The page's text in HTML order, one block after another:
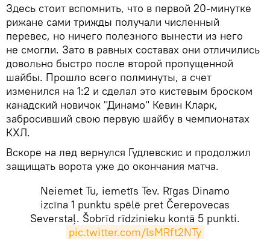
Здесь стоит вспомнить, что в первой 20-минутке
рижане сами трижды получали численный
перевес, но ничего полезного вынести из него
не смогли. Зато в равных составах они отличились
довольно быстро после второй пропущенной
шайбы. Прошло всего полминуты, а счет
изменился на 1:2 и сделал это кистевым броском
канадский новичок "Динамо" Кевин Кларк,
забросивший свою первую шайбу в чемпионатах
КХЛ.
Вскоре на лед вернулся Гудлевскис и продолжил
защищать ворота уже до окончания матча.
Neiemet Tu, iemetīs Tev. Rīgas Dinamo
izcīna 1 punktu spēlē pret Čerepovecas
Severstaļ. Šobrīd rīdzinieku kontā 5 punkti.
pic.twitter.com/lsMRft2NTy